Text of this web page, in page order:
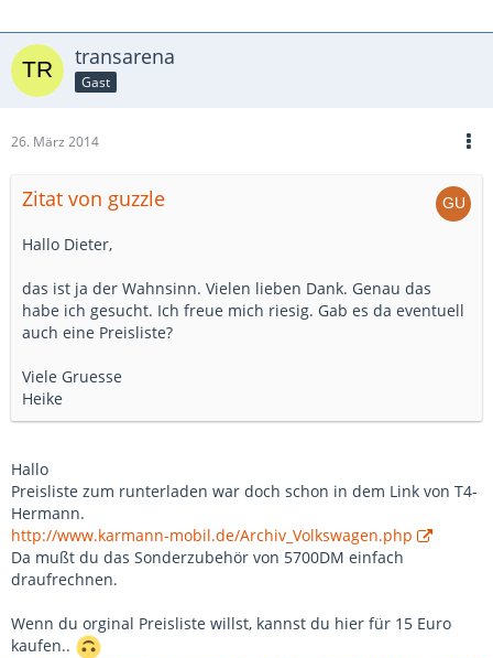
transarena
Gast
26. März 2014
Zitat von guzzle
Hallo Dieter,
das ist ja der Wahnsinn. Vielen lieben Dank. Genau das
habe ich gesucht. Ich freue mich riesig. Gab es da eventuell
auch eine Preisliste?
Viele Gruesse
Heike
Hallo
Preisliste zum runterladen war doch schon in dem Link von T4-
Hermann.
http://www.karmann-mobil.de/Archiv_Volkswagen.php
Da mußt du das Sonderzubehör von 5700DM einfach
draufrechnen.
Wenn du orginal Preisliste willst, kannst du hier für 15 Euro
kaufen..